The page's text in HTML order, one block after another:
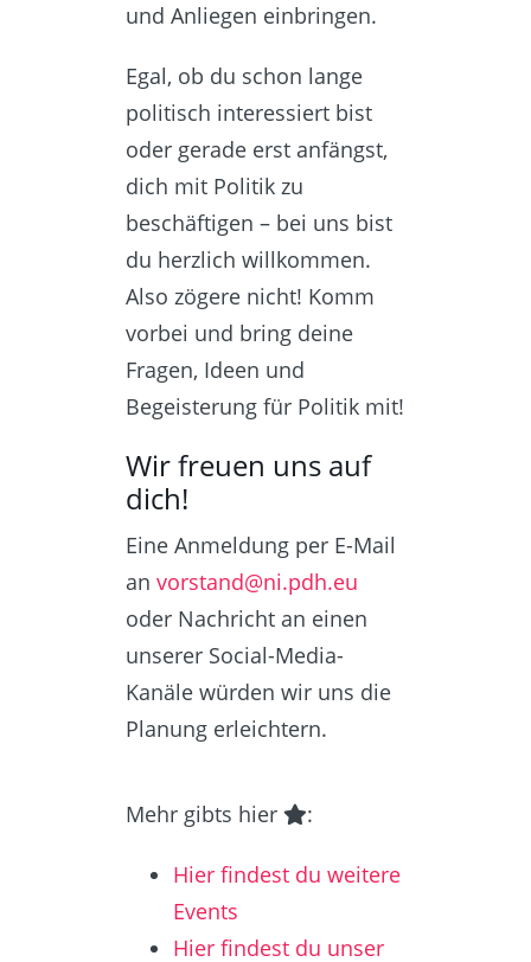
und Anliegen einbringen.
Egal, ob du schon lange
politisch interessiert bist
oder gerade erst anfängst,
dich mit Politik zu
beschäftigen – bei uns bist
du herzlich willkommen.
Also zögere nicht! Komm
vorbei und bring deine
Fragen, Ideen und
Begeisterung für Politik mit!
Wir freuen uns auf
dich!
Eine Anmeldung per E-Mail
anvorstand@ni.pdh.eu
oder Nachricht an einen
unserer Social-Media-
Kanäle würden wir uns die
Planung erleichtern.
Mehr gibts hier :
Hier findest du weitere
Events
Hier findest du unser